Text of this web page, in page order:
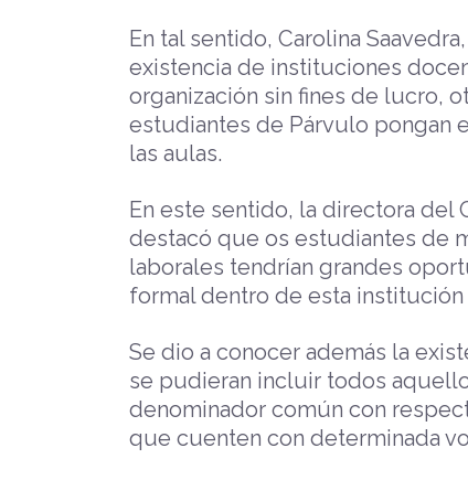
En tal sentido, Carolina
existencia de instituciones
organización sin fines de lucro,
estudiantes de Párvulo pongan
las aulas.
En este sentido, la directora del
destacó que os estudiantes de
laborales tendrían grandes
formal dentro de esta
Se dio a conocer además la
se pudieran incluir todos
denominador común con
que cuenten con determinada